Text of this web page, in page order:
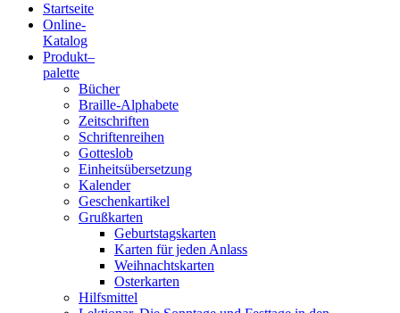
Blindenschrift-
Verlag
Druckerei
gGmbH
Startseite
Online-
Katalog
Produkt–
palette
Bücher
Braille-Alphabete
Zeitschriften
Schriftenreihen
Gotteslob
Einheitsübersetzung
Kalender
Geschenkartikel
Grußkarten
Geburtstagskarten
Karten für jeden Anlass
Weihnachtskarten
Osterkarten
Hilfsmittel